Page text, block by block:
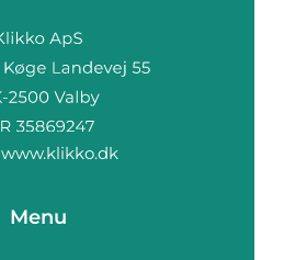
www.klikko.dk
Menu